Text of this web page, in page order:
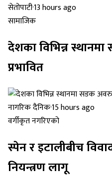
सेतोपाटी·13 hours ago
सामाजिक
देशका विभिन्न
प्रभावित
नागरिक दैनिक·15 hours ago
वर्गीकृत नगरिएको
स्पेन र इटालीबीच
नियन्त्रण लागू